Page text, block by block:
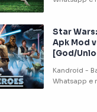
Star
Apk Mod
[God/